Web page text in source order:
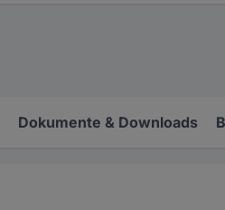
Dokumente & Downloads